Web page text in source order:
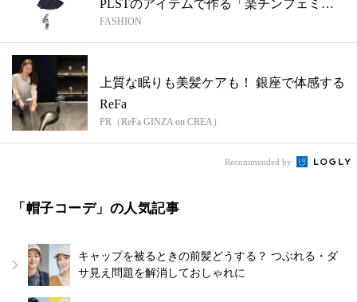
PLSTのアイテムで作る「楽チンフェミニ
ンコ...
FASHION
上質な眠りも美髪ケアも！ 銀座で体感する
ReFa
PR（ReFa GINZA on CREA）
Recommended by
「帽子コーデ」の人気記事
キャップを被るときの前髪どうする？ つぶれる・ダ
サ見え問題を解消しておしゃれに